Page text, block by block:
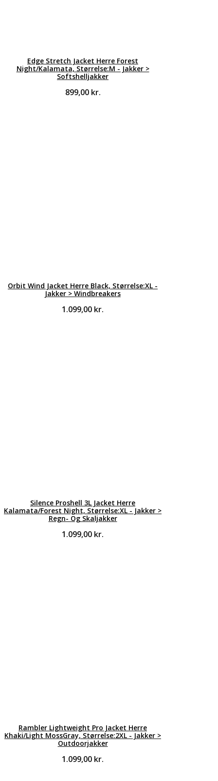
Edge Stretch Jacket Herre Forest
Night/Kalamata, Størrelse:M - Jakker >
Softshelljakker
899,00 kr.
Orbit Wind Jacket Herre Black, Størrelse:XL -
Jakker > Windbreakers
1.099,00 kr.
Silence Proshell 3L Jacket Herre
Kalamata/Forest Night, Størrelse:XL - Jakker >
Regn- Og Skaljakker
1.099,00 kr.
Rambler Lightweight Pro Jacket Herre
Khaki/Light MossGray, Størrelse:2XL - Jakker >
Outdoorjakker
1.099,00 kr.